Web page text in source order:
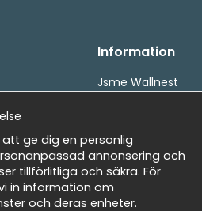
&amp; gratis
Information
Jsme Wallnest
ge dig en personlig
annonsering och
tillförlitliga och säkra. För
in information om
och deras enheter.